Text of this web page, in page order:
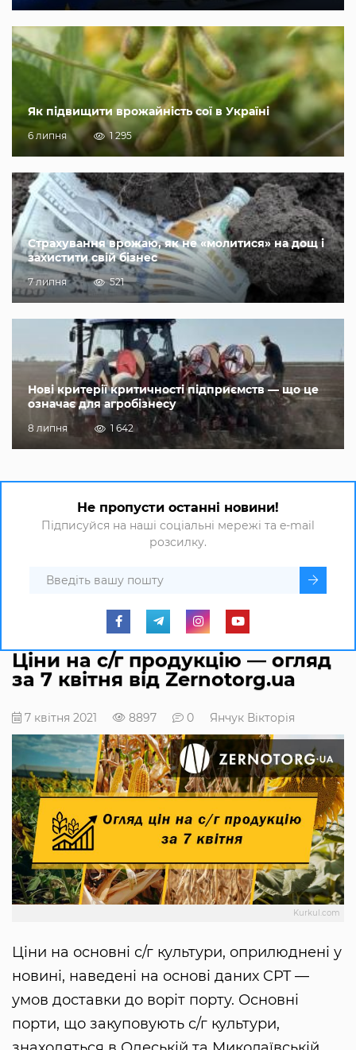
Як підвищити врожайність сої в Україні
6 липня 1 295
Страхування врожаю, як не «молитися» на дощ і
захистити свій бізнес
7 липня 521
Нові критерії критичності підприємств — що це
означає для агробізнесу
8 липня 1 642
Не пропусти останні новини!
Підписуйся на наші соціальні мережі та e-mail
розсилку.
Ціни на с/г продукцію — огляд
за 7 квітня від Zernotorg.ua
7 квітня 2021 8897 0 Янчук Вікторія
Kurkul.com
Ціни на основні с/г культури, оприлюднені у
новині, наведені на основі даних CPT —
умов доставки до воріт порту. Основні
порти, що закуповують с/г культури,